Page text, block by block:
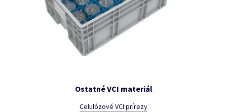
Ostatné VCI materiál
Celulózové VCI prírezy